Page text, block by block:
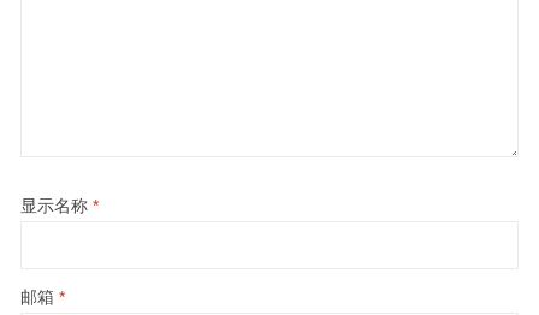
显示名称 *
邮箱 *